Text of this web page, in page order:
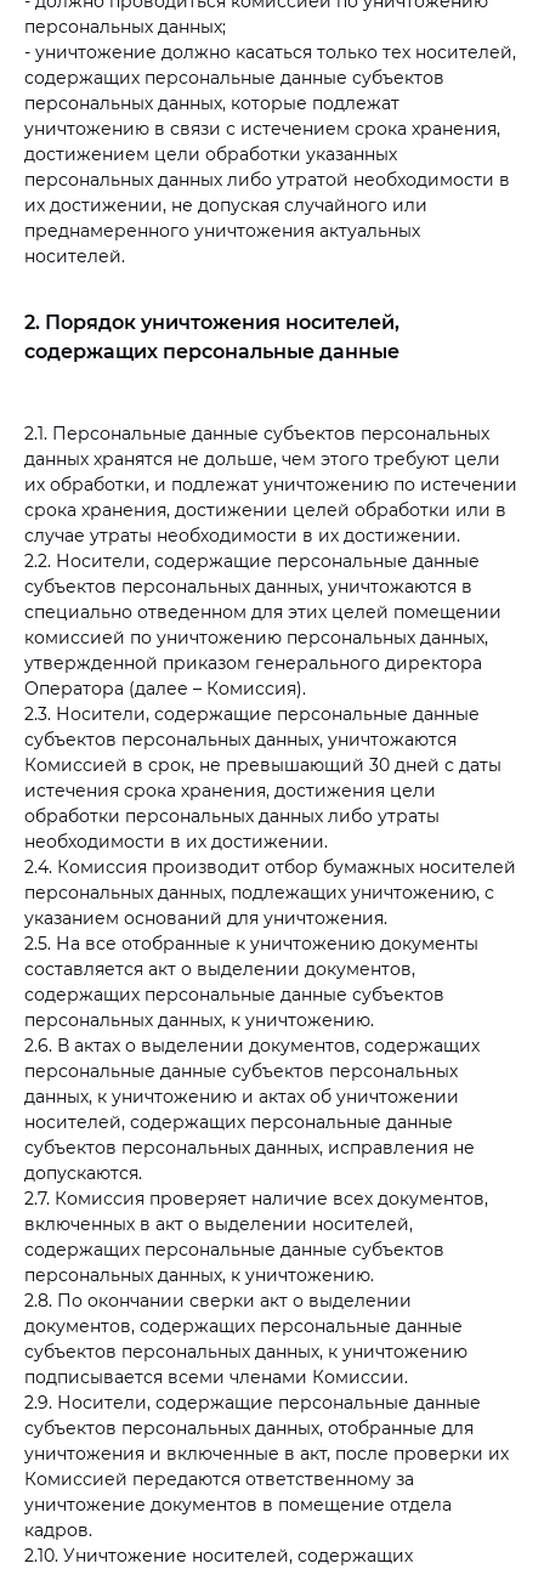
персональных данных;
- уничтожение должно касаться только тех носителей,
содержащих персональные данные субъектов
персональных данных, которые подлежат
уничтожению в связи с истечением срока хранения,
достижением цели обработки указанных
персональных данных либо утратой необходимости в
их достижении, не допуская случайного или
преднамеренного уничтожения актуальных
носителей.
2. Порядок уничтожения носителей,
содержащих персональные данные
2.1. Персональные данные субъектов персональных
данных хранятся не дольше, чем этого требуют цели
их обработки, и подлежат уничтожению по истечении
срока хранения, достижении целей обработки или в
случае утраты необходимости в их достижении.
2.2. Носители, содержащие персональные данные
субъектов персональных данных, уничтожаются в
специально отведенном для этих целей помещении
комиссией по уничтожению персональных данных,
утвержденной приказом генерального директора
Оператора (далее – Комиссия).
2.3. Носители, содержащие персональные данные
субъектов персональных данных, уничтожаются
Комиссией в срок, не превышающий 30 дней с даты
истечения срока хранения, достижения цели
обработки персональных данных либо утраты
необходимости в их достижении.
2.4. Комиссия производит отбор бумажных носителей
персональных данных, подлежащих уничтожению, с
указанием оснований для уничтожения.
2.5. На все отобранные к уничтожению документы
составляется акт о выделении документов,
содержащих персональные данные субъектов
персональных данных, к уничтожению.
2.6. В актах о выделении документов, содержащих
персональные данные субъектов персональных
данных, к уничтожению и актах об уничтожении
носителей, содержащих персональные данные
субъектов персональных данных, исправления не
допускаются.
2.7. Комиссия проверяет наличие всех документов,
включенных в акт о выделении носителей,
содержащих персональные данные субъектов
персональных данных, к уничтожению.
2.8. По окончании сверки акт о выделении
документов, содержащих персональные данные
субъектов персональных данных, к уничтожению
подписывается всеми членами Комиссии.
2.9. Носители, содержащие персональные данные
субъектов персональных данных, отобранные для
уничтожения и включенные в акт, после проверки их
Комиссией передаются ответственному за
уничтожение документов в помещение отдела
кадров.
2.10. Уничтожение носителей, содержащих